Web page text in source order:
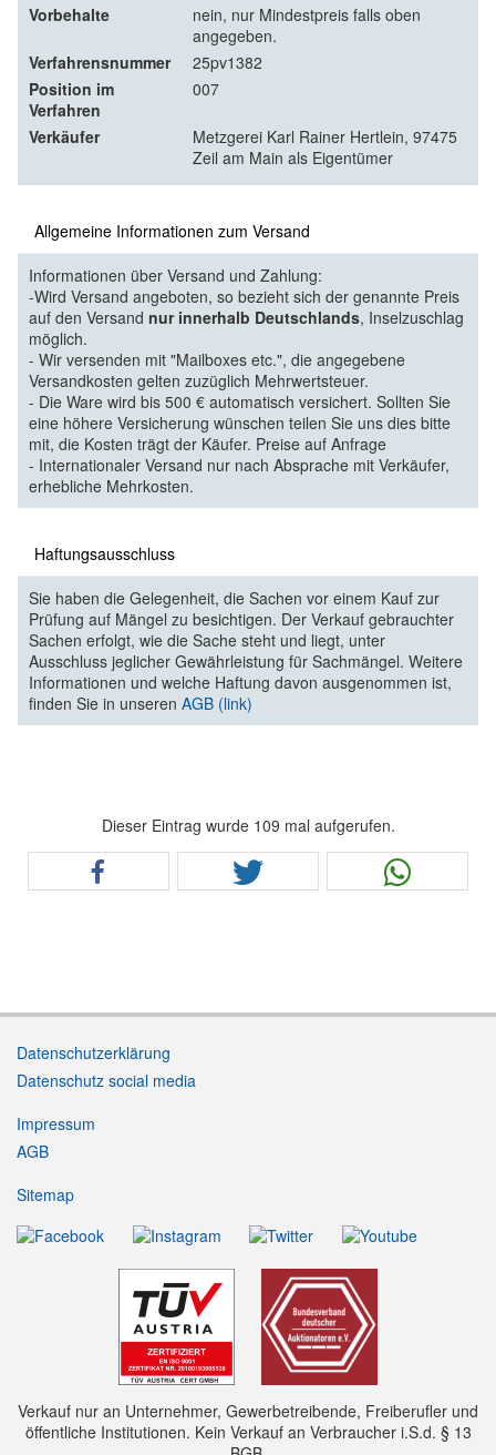
Vorbehalte
nein, nur Mindestpreis falls oben
angegeben.
Verfahrensnummer
25pv1382
Position im
Verfahren
007
Verkäufer
Metzgerei Karl Rainer Hertlein, 97475
Zeil am Main als Eigentümer
Allgemeine Informationen zum Versand
Informationen über Versand und Zahlung:
-Wird Versand angeboten, so bezieht sich der genannte Preis
auf den Versand nur innerhalb Deutschlands, Inselzuschlag
möglich.
- Wir versenden mit "Mailboxes etc.", die angegebene
Versandkosten gelten zuzüglich Mehrwertsteuer.
- Die Ware wird bis 500 € automatisch versichert. Sollten Sie
eine höhere Versicherung wünschen teilen Sie uns dies bitte
mit, die Kosten trägt der Käufer. Preise auf Anfrage
- Internationaler Versand nur nach Absprache mit Verkäufer,
erhebliche Mehrkosten.
Haftungsausschluss
Sie haben die Gelegenheit, die Sachen vor einem Kauf zur
Prüfung auf Mängel zu besichtigen. Der Verkauf gebrauchter
Sachen erfolgt, wie die Sache steht und liegt, unter
Ausschluss jeglicher Gewährleistung für Sachmängel. Weitere
Informationen und welche Haftung davon ausgenommen ist,
finden Sie in unseren AGB (link)
Dieser Eintrag wurde 109 mal aufgerufen.
Datenschutzerklärung
Datenschutz social media
Impressum
AGB
Sitemap
Verkauf nur an Unternehmer, Gewerbetreibende, Freiberufler und
öffentliche Institutionen. Kein Verkauf an Verbraucher i.S.d. § 13